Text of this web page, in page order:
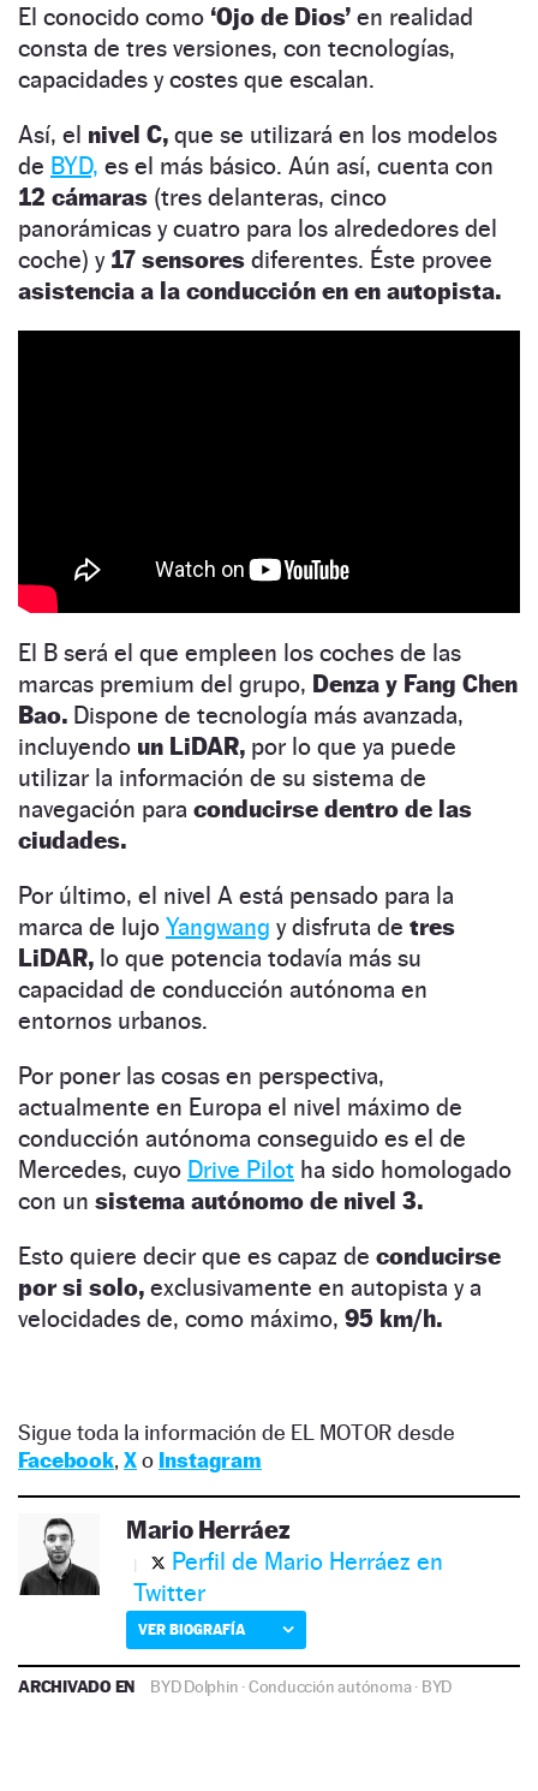
El conocido como ‘Ojo de Dios’ en realidad
consta de tres versiones, con tecnologías,
capacidades y costes que escalan.
Así, el nivel C, que se utilizará en los modelos
de BYD, es el más básico. Aún así, cuenta con
12 cámaras (tres delanteras, cinco
panorámicas y cuatro para los alrededores del
coche) y 17 sensores diferentes. Éste provee
asistencia a la conducción en en autopista.
El B será el que empleen los coches de las
marcas premium del grupo, Denza y Fang Chen
Bao. Dispone de tecnología más avanzada,
incluyendo un LiDAR, por lo que ya puede
utilizar la información de su sistema de
navegación para conducirse dentro de las
ciudades.
Por último, el nivel A está pensado para la
marca de lujo Yangwang y disfruta de tres
LiDAR, lo que potencia todavía más su
capacidad de conducción autónoma en
entornos urbanos.
Por poner las cosas en perspectiva,
actualmente en Europa el nivel máximo de
conducción autónoma conseguido es el de
Mercedes, cuyo Drive Pilot ha sido homologado
con un sistema autónomo de nivel 3.
Esto quiere decir que es capaz de conducirse
por si solo, exclusivamente en autopista y a
velocidades de, como máximo, 95 km/h.
Sigue toda la información de EL MOTOR desde
Facebook, Xo Instagram
Mario Herráez
Perfil de Mario Herráez en
Twitter
VER BIOGRAFÍA
ARCHIVADO EN BYD Dolphin ·Conducción autónoma· BYD